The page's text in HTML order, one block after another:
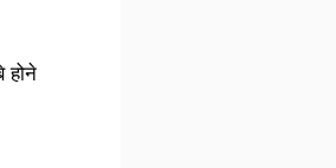
होने